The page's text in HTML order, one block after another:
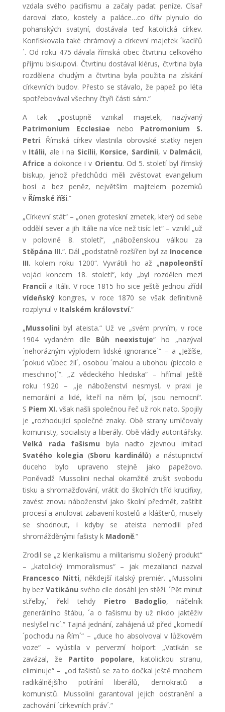
vzdala svého pacifismu a začaly padat peníze. Císař
daroval zlato, kostely a paláce…co dřív plynulo do
pohanských svatyní, dostávala teď katolická církev.
Konfiskovala také chrámový a církevní majetek ´kacířů
´. Od roku 475 dávala římská obec čtvrtinu celkového
příjmu biskupovi. Čtvrtinu dostával klérus, čtvrtina byla
rozdělena chudým a čtvrtina byla použita na získání
církevních budov. Přesto se stávalo, že papež po léta
spotřebovával všechny čtyři části sám.“
A tak „postupně vznikal majetek, nazývaný
Patrimonium Ecclesiae nebo Patromonium S.
Petri. Římská církev vlastnila obrovské statky nejen
v Itálii, ale i na Sicílii, Korsice, Sardinii, v Dalmácii,
Africe a dokonce i v Orientu. Od 5. století byl římský
biskup, jehož předchůdci měli zvěstovat evangelium
bosí a bez peněz, největším majitelem pozemků
v Římské říši.“
„Církevní stát“ – „onen groteskní zmetek, který od sebe
oddělil sever a jih Itálie na více než tisíc let“ – vznikl „už
v polovině 8. století“, „náboženskou válkou za
Stěpána III.“. Dál „podstatně rozšířen byl za Inocence
III. kolem roku 1200“. Vyvrátili ho až „napoleonští
vojáci koncem 18. století“, kdy „byl rozdělen mezi
Francii a Itálii. V roce 1815 ho sice ještě jednou zřídil
vídeňskýkongres, v roce 1870 se však definitivně
rozplynul v Italském království.“
„Mussolini byl ateista.“ Už ve „svém prvním, v roce
1904 vydaném díle Bůh neexistuje“ ho „nazýval
´nehorázným výplodem lidské ignorance´“ – a „Ježíše,
´pokud vůbec žil´, osobou ´malou a ubohou (piccolo e
meschino)´“. „Z vědeckého hlediska“ – hřímal ještě
roku 1920 – „je náboženství nesmysl, v praxi je
nemorální a lidé, kteří na něm lpí, jsou nemocní“.
S Piem XI. však našli společnou řeč už rok nato. Spojily
je „rozhodující společné znaky. Obě strany umlčovaly
komunisty, socialisty a liberály. Obě vládly autoritářsky.
Velká rada fašismu byla nadto zjevnou imitací
Svatého kolegia (Sboru kardinálů) a nástupnictví
duceho bylo upraveno stejně jako papežovo.
Poněvadž Mussolini nechal okamžitě zrušit svobodu
tisku a shromažďování, vrátit do školních tříd krucifixy,
zavést znovu náboženství jako školní předmět, zaštítit
procesí a anulovat zabavení kostelů a klášterů, musely
se shodnout, i kdyby se ateista nemodlil před
shromážděnými fašisty k Madoně.“
Zrodil se „z klerikalismu a militarismu složený produkt“
– „katolický immoralismus“ – jak mezalianci nazval
Francesco Nitti, někdejší italský premiér. „Mussolini
by bez Vatikánu svého cíle dosáhl jen stěží. ´Pět minut
střelby,´ řekl tehdy Pietro Badoglio, náčelník
generálního štábu, ´a o fašismu by už nikdo jaktěživ
neslyšel nic´.“ Tajná jednání, zahájená už před „komedií
´pochodu na Řím´“ – „duce ho absolvoval v lůžkovém
voze“ – vyústila v perverzní holport: „Vatikán se
zavázal, že Partito popolare, katolickou stranu,
eliminuje“ – „od fašistů se za to dočkal ještě mnohem
radikálnějšího potírání liberálů, demokratů a
komunistů. Mussolini garantoval jejich odstranění a
zachování ´církevních práv´.“